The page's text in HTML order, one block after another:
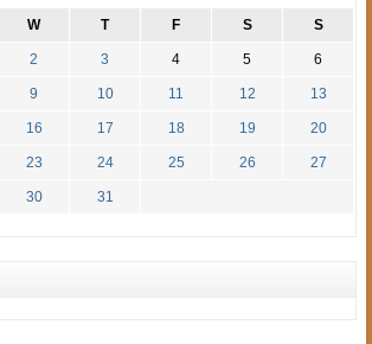
W T F S S
2 3 4 5 6
9 10 11 12 13
16 17 18 19 20
23 24 25 26 27
30
31